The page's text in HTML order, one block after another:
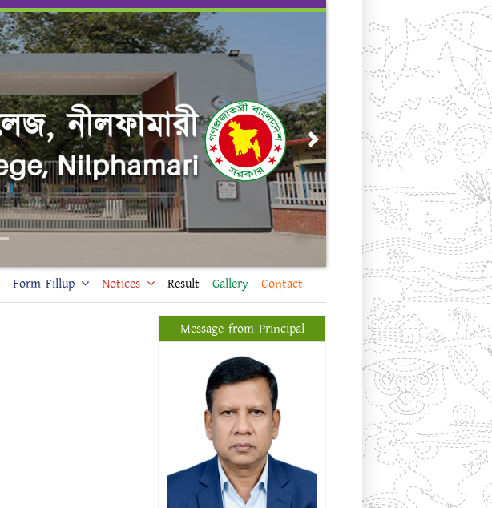
Next
Form Fillup Notices Result Gallery Contact
Message from Principal